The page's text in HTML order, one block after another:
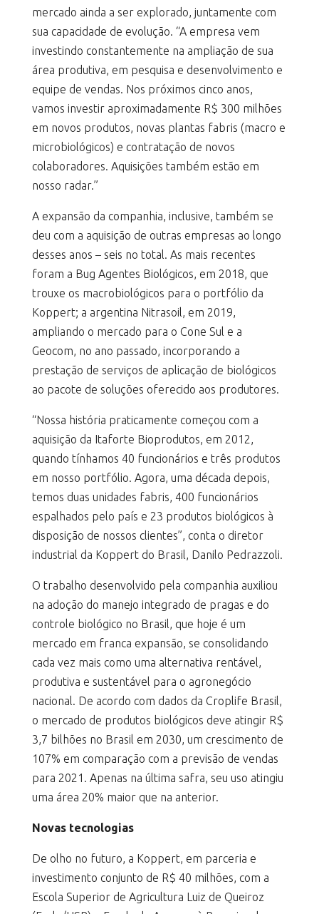
mercado ainda a ser explorado, juntamente com
sua capacidade de evolução. “A empresa vem
investindo constantemente na ampliação de sua
área produtiva, em pesquisa e desenvolvimento e
equipe de vendas. Nos próximos cinco anos,
vamos investir aproximadamente R$ 300 milhões
em novos produtos, novas plantas fabris (macro e
microbiológicos) e contratação de novos
colaboradores. Aquisições também estão em
nosso radar.”
A expansão da companhia, inclusive, também se
deu com a aquisição de outras empresas ao longo
desses anos – seis no total. As mais recentes
foram a Bug Agentes Biológicos, em 2018, que
trouxe os macrobiológicos para o portfólio da
Koppert; a argentina Nitrasoil, em 2019,
ampliando o mercado para o Cone Sul e a
Geocom, no ano passado, incorporando a
prestação de serviços de aplicação de biológicos
ao pacote de soluções oferecido aos produtores.
“Nossa história praticamente começou com a
aquisição da Itaforte Bioprodutos, em 2012,
quando tínhamos 40 funcionários e três produtos
em nosso portfólio. Agora, uma década depois,
temos duas unidades fabris, 400 funcionários
espalhados pelo país e 23 produtos biológicos à
disposição de nossos clientes”, conta o diretor
industrial da Koppert do Brasil, Danilo Pedrazzoli.
O trabalho desenvolvido pela companhia auxiliou
na adoção do manejo integrado de pragas e do
controle biológico no Brasil, que hoje é um
mercado em franca expansão, se consolidando
cada vez mais como uma alternativa rentável,
produtiva e sustentável para o agronegócio
nacional. De acordo com dados da Croplife Brasil,
o mercado de produtos biológicos deve atingir R$
3,7 bilhões no Brasil em 2030, um crescimento de
107% em comparação com a previsão de vendas
para 2021. Apenas na última safra, seu uso atingiu
uma área 20% maior que na anterior.
Novas tecnologias
De olho no futuro, a Koppert, em parceria e
investimento conjunto de R$ 40 milhões, com a
Escola Superior de Agricultura Luiz de Queiroz